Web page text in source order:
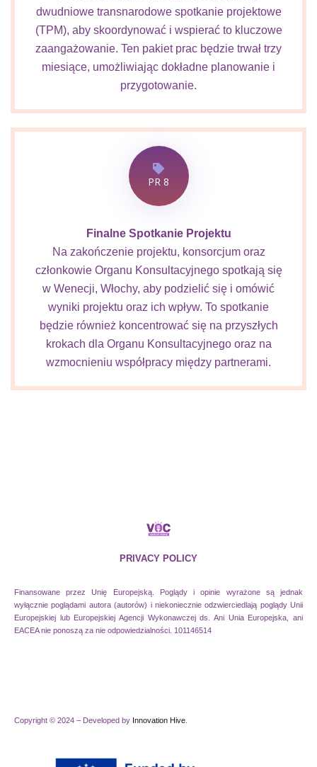
dwudniowe transnarodowe spotkanie projektowe
(TPM), aby skoordynować i wspierać to kluczowe
zaangażowanie. Ten pakiet prac będzie trwał trzy
miesiące, umożliwiając dokładne planowanie i
przygotowanie.
PR 8
Finalne Spotkanie Projektu
Na zakończenie projektu, konsorcjum oraz
członkowie Organu Konsultacyjnego spotkają się
w Wenecji, Włochy, aby podzielić się i omówić
wyniki projektu oraz ich wpływ. To spotkanie
będzie również koncentrować się na przyszłych
krokach dla Organu Konsultacyjnego oraz na
wzmocnieniu współpracy między partnerami.
PRIVACY POLICY
Finansowane przez Unię Europejską. Poglądy i opinie wyrażone są jednak
wyłącznie poglądami autora (autorów) i niekoniecznie odzwierciedlają poglądy Unii
Europejskiej lub Europejskiej Agencji Wykonawczej ds. Ani Unia Europejska, ani
EACEA nie ponoszą za nie odpowiedzialności. 101146514
Copyright © 2024 – Developed by Innovation Hive.